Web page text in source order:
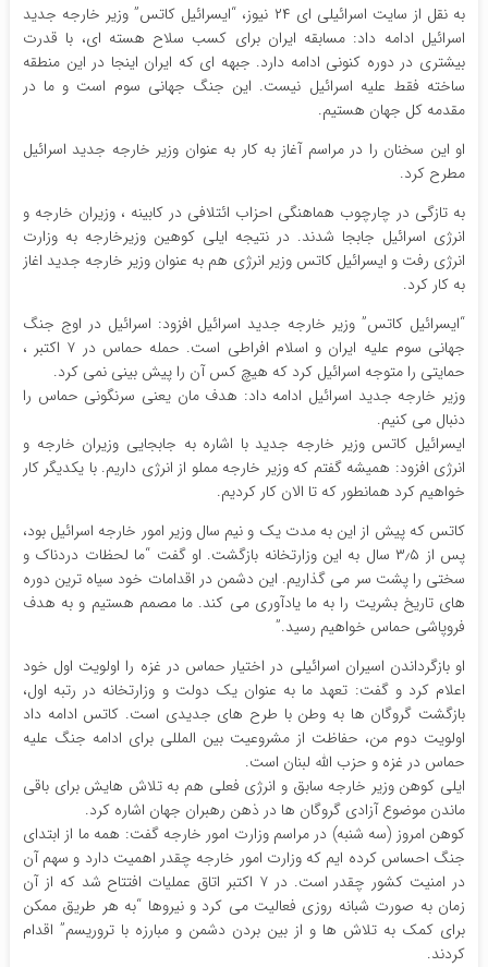
به نقل از سایت اسرائیلی ای ۲۴ نیوز،‌ “ایسرائیل کاتس” وزیر خارجه جدید
اسرائیل ادامه داد: مسابقه ایران برای کسب سلاح هسته ای،‌ با قدرت
بیشتری در دوره کنونی ادامه دارد. جبهه ای که ایران اینجا در این منطقه
ساخته فقط علیه اسرائیل نیست. این جنگ جهانی سوم است و ما در
مقدمه کل جهان هستیم.
او این سخنان را در مراسم آغاز به کار به عنوان وزیر خارجه جدید اسرائیل
مطرح کرد.
به تازگی در چارچوب هماهنگی احزاب ائتلافی در کابینه ، وزیران خارجه و
انرژی اسرائیل جابجا شدند. در نتیجه ایلی کوهین وزیرخارجه به وزارت
انرژی رفت و ایسرائیل کاتس وزیر انرژی هم به عنوان وزیر خارجه جدید اغاز
به کار کرد.
“ایسرائیل کاتس” وزیر خارجه جدید اسرائیل افزود: اسرائیل در اوج جنگ
جهانی سوم علیه ایران و اسلام افراطی است. حمله حماس در ۷ اکتبر ،‌
حمایتی را متوجه اسرائیل کرد که هیچ کس آن را پیش بینی نمی کرد.
وزیر خارجه جدید اسرائیل ادامه داد:‌ هدف مان یعنی سرنگونی حماس را
دنبال می کنیم.
ایسرائیل کاتس وزیر خارجه جدید با اشاره به جابجایی وزیران خارجه و
انرژی افزود: همیشه گفتم که وزیر خارجه مملو از انرژی داریم. با یکدیگر کار
خواهیم کرد همانطور که تا الان کار کردیم.
کاتس که پیش از این به مدت یک و نیم سال وزیر امور خارجه اسرائیل بود،
پس از ۳٫۵ سال به این وزارتخانه بازگشت. او گفت “ما لحظات دردناک و
سختی را پشت سر می گذاریم. این دشمن در اقدامات خود سیاه ترین دوره
های تاریخ بشریت را به ما یادآوری می کند. ما مصمم هستیم و به هدف
فروپاشی حماس خواهیم رسید.”
او بازگرداندن اسیران اسرائیلی در اختیار حماس در غزه را اولویت اول خود
اعلام کرد و گفت:‌ تعهد ما به عنوان یک دولت و وزارتخانه در رتبه اول،
بازگشت گروگان ها به وطن با طرح های جدیدی است. کاتس ادامه داد
اولویت دوم من، حفاظت از مشروعیت بین المللی برای ادامه جنگ علیه
حماس در غزه و حزب الله لبنان است.
ایلی کوهن وزیر خارجه سابق و انرژی فعلی هم به تلاش هایش برای باقی
ماندن موضوع آزادی گروگان ها در ذهن رهبران جهان اشاره کرد.
کوهن امروز (سه شنبه) در مراسم وزارت امور خارجه گفت: همه ما از ابتدای
جنگ احساس کرده ایم که وزارت امور خارجه چقدر اهمیت دارد و سهم آن
در امنیت کشور چقدر است. در ۷ اکتبر اتاق عملیات افتتاح شد که از آن
زمان به صورت شبانه روزی فعالیت می کرد و نیروها “به هر طریق ممکن
برای کمک به تلاش ها و از بین بردن دشمن و مبارزه با تروریسم” اقدام
کردند.